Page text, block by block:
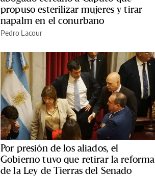
propuso esterilizar mujeres y tirar
napalm en el conurbano
Pedro Lacour
Por presión de los aliados, el
Gobierno tuvo que retirar la reforma
de la Ley de Tierras del Senado